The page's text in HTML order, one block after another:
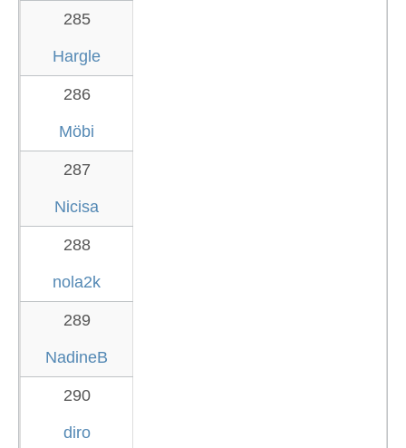
285
Hargle
286
Möbi
287
Nicisa
288
nola2k
289
NadineB
290
diro